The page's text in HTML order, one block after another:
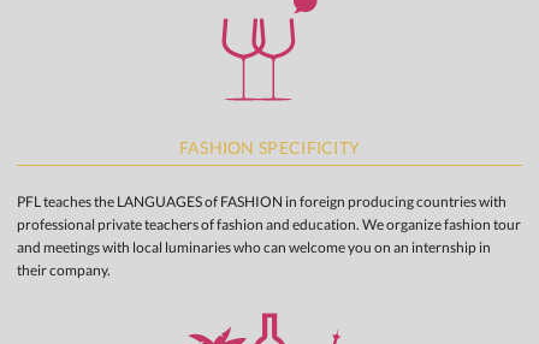
FASHION SPECIFICITY
PFL teaches the LANGUAGES of FASHION in foreign producing countries with
professional private teachers of fashion and education. We organize fashion tour
and meetings with local luminaries who can welcome you on an internship in
their company.